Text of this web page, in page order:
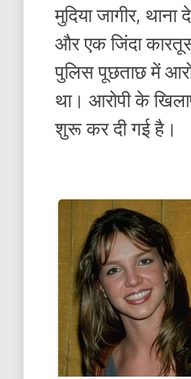
मुदिया जागीर,
और एक जिंदा
पुलिस पूछताछ में
था। आरोपी के
शुरू कर दी गई है।